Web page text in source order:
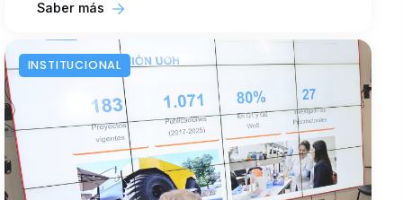
Saber más
INSTITUCIONAL